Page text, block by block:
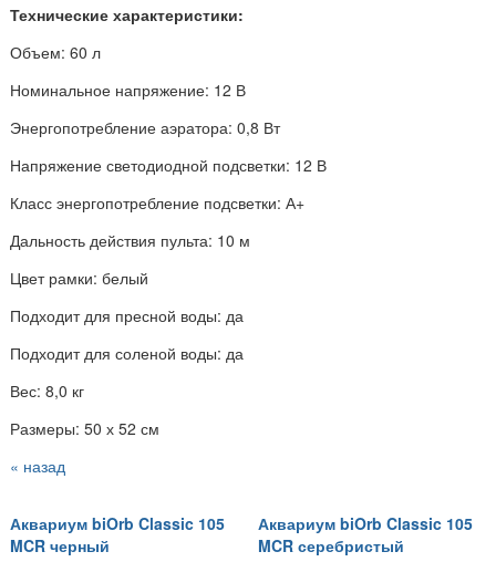
Технические характеристики:
Объем: 60 л
Номинальное напряжение: 12 В
Энергопотребление аэратора: 0,8 Вт
Напряжение светодиодной подсветки: 12 В
Класс энергопотребление подсветки: А+
Дальность действия пульта: 10 м
Цвет рамки: белый
Подходит для пресной воды: да
Подходит для соленой воды: да
Вес: 8,0 кг
Размеры: 50 х 52 см
« назад
Аквариум biOrb Classic 105
MCR черный
Аквариум biOrb Classic 105
MCR серебристый